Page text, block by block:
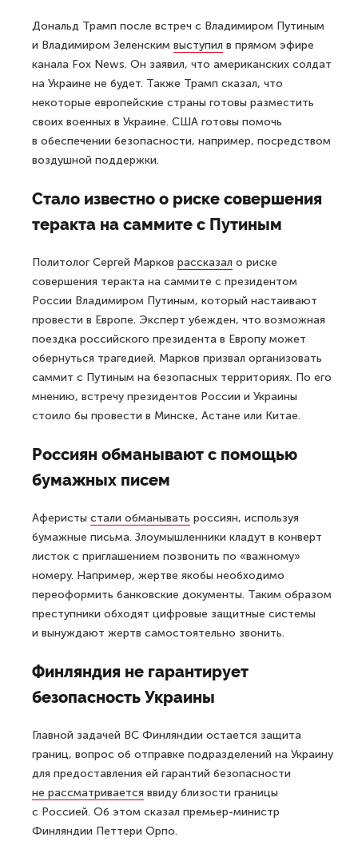
Дональд Трамп после встреч с Владимиром Путиным
и Владимиром Зеленским выступил в прямом эфире
канала Fox News. Он заявил, что американских солдат
на Украине не будет. Также Трамп сказал, что
некоторые европейские страны готовы разместить
своих военных в Украине. США готовы помочь
в обеспечении безопасности, например, посредством
воздушной поддержки.
Стало известно о риске совершения
теракта на саммите с Путиным
Политолог Сергей Марков рассказал о риске
совершения теракта на саммите с президентом
России Владимиром Путиным, который настаивают
провести в Европе. Эксперт убежден, что возможная
поездка российского президента в Европу может
обернуться трагедией. Марков призвал организовать
саммит с Путиным на безопасных территориях. По его
мнению, встречу президентов России и Украины
стоило бы провести в Минске, Астане или Китае.
Россиян обманывают с помощью
бумажных писем
Аферисты стали обманывать россиян, используя
бумажные письма. Злоумышленники кладут в конверт
листок с приглашением позвонить по «важному»
номеру. Например, жертве якобы необходимо
переоформить банковские документы. Таким образом
преступники обходят цифровые защитные системы
и вынуждают жертв самостоятельно звонить.
Финляндия не гарантирует
безопасность Украины
Главной задачей ВС Финляндии остается защита
границ, вопрос об отправке подразделений на Украину
для предоставления ей гарантий безопасности
не рассматривается ввиду близости границы
с Россией. Об этом сказал премьер-министр
Финляндии Петтери Орпо.